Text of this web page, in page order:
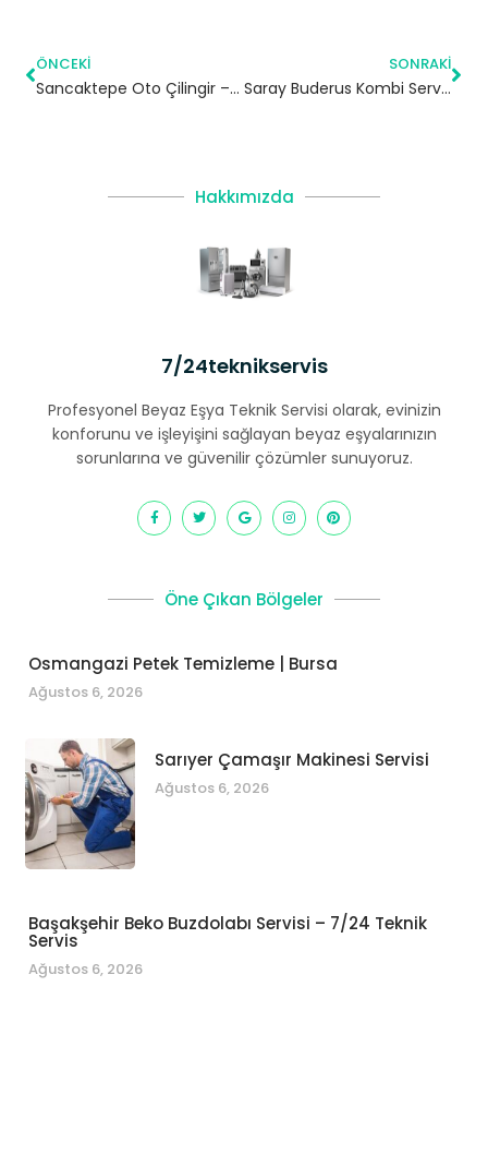
ÖNCEKI
Sancaktepe Oto Çilingir – 7/24 Acil Servis
SONRAKI
Saray Buderus Kombi Servisi – Ümraniye Yetkili Servis
Hakkımızda
7/24teknikservis
Profesyonel Beyaz Eşya Teknik Servisi olarak, evinizin
konforunu ve işleyişini sağlayan beyaz eşyalarınızın
sorunlarına ve güvenilir çözümler sunuyoruz.
Öne Çıkan Bölgeler
Osmangazi Petek Temizleme | Bursa
Ağustos 6, 2026
Sarıyer Çamaşır Makinesi Servisi
Ağustos 6, 2026
Başakşehir Beko Buzdolabı Servisi – 7/24 Teknik
Servis
Ağustos 6, 2026